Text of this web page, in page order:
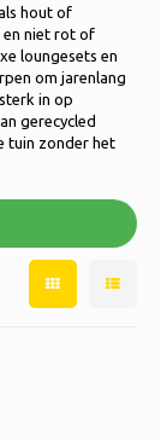
hout of
en niet rot of
loungesets en
om jarenlang
in op
gerecycled
tuin zonder het